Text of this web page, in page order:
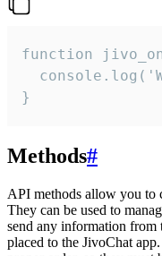
function
}
Methods#
API methods allow you to
They can be used to
send any information
placed to the JivoChat